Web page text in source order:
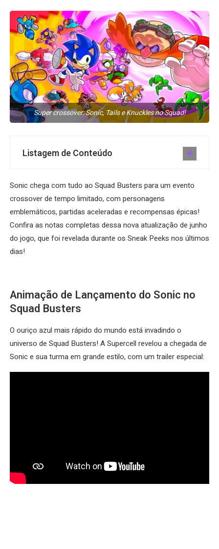
Super crossover: Sonic, Tails e Knuckles no Squad!
Listagem de Conteúdo
Sonic chega com tudo ao Squad Busters para um evento
crossover de tempo limitado, com personagens
emblemáticos, partidas aceleradas e recompensas épicas!
Confira as notas completas dessa nova atualização de junho
do jogo, que foi revelada durante os Sneak Peeks nos últimos
dias!
Animação de Lançamento do Sonic no
Squad Busters
O ouriço azul mais rápido do mundo está invadindo o
universo de Squad Busters! A Supercell revelou a chegada de
Sonic e sua turma em grande estilo, com um trailer especial: